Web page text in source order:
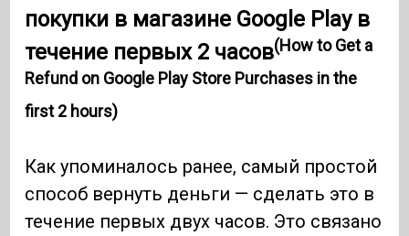
покупки в магазине Google Play в
течение первых 2 часов(How to Get a
Refund on Google Play Store Purchases in the
first 2 hours)
Как упоминалось ранее, самый простой
способ вернуть деньги — сделать это в
течение первых двух часов. Это связано